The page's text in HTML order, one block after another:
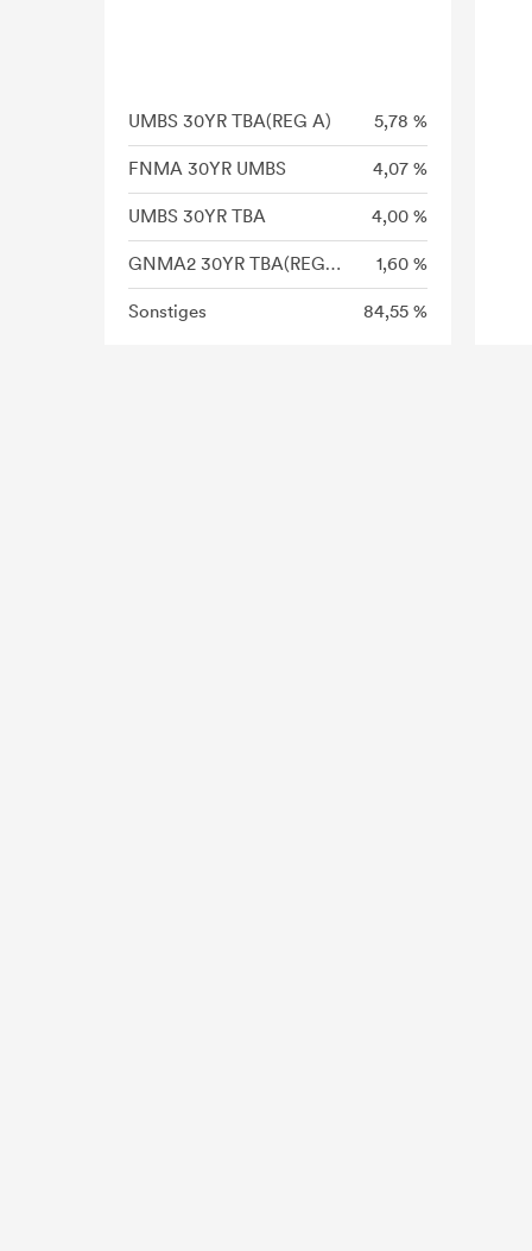
UMBS 30YR TBA(REG A) 5,78 %
FNMA 30YR UMBS 4,07 %
UMBS 30YR TBA 4,00 %
GNMA2 30YR TBA(REG C) 1,60 %
Sonstiges 84,55 %